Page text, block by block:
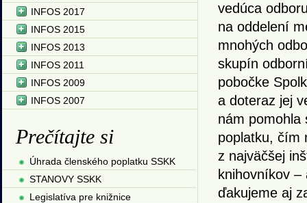
vedúca
na oddelení
mnohých
skupín
pobočke
a doteraz jej
nám pomohla
poplatku, čím
z najväčšej
knihovníkov
ďakujeme aj
INFOS 2017
INFOS 2015
INFOS 2013
INFOS 2011
INFOS 2009
INFOS 2007
Prečítajte si
Úhrada členského poplatku SSKK
STANOVY SSKK
Legislatíva pre knižnice